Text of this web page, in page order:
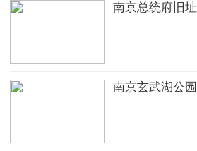
南京总统府旧址
南京玄武湖公园